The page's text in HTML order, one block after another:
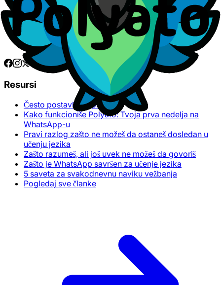
Resursi
Često postavljana pitanja
Kako funkcioniše Polyato: Tvoja prva nedelja na
WhatsApp-u
Pravi razlog zašto ne možeš da ostaneš dosledan u
učenju jezika
Zašto razumeš, ali još uvek ne možeš da govoriš
Zašto je WhatsApp savršen za učenje jezika
5 saveta za svakodnevnu naviku vežbanja
Pogledaj sve članke